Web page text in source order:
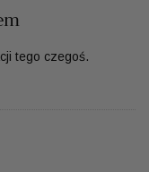
tego czegoś.